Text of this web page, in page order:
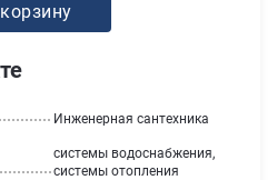
Инженерная сантехника
системы водоснабжения,
системы отопления